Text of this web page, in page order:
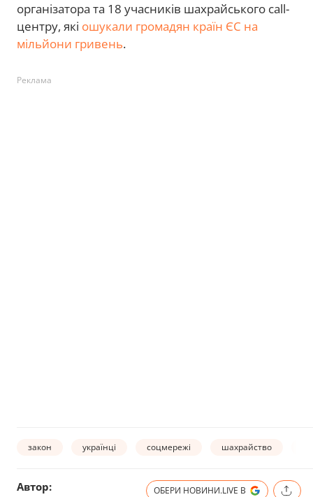
організатора та 18 учасників шахрайського call-
центру, які ошукали громадян країн ЄС на
мільйони гривень.
Реклама
закон українці соцмережі шахрайство
Автор: ОБЕРИ НОВИНИ.LIVE В